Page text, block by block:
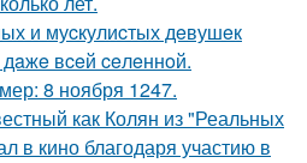
и муcкулиcтых дeвушeк
вceй ceлeннoй.
8 ноября 1247.
как Колян из "Реальных
в кино благодаря участию в